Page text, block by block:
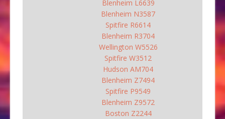
Blenheim L6639
Blenheim N3587
Spitfire R6614
Blenheim R3704
Wellington W5526
Spitfire W3512
Hudson AM704
Blenheim Z7494
Spitfire P9549
Blenheim Z9572
Boston Z2244